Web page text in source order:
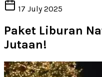
17 July 2025
Paket Liburan
Jutaan!